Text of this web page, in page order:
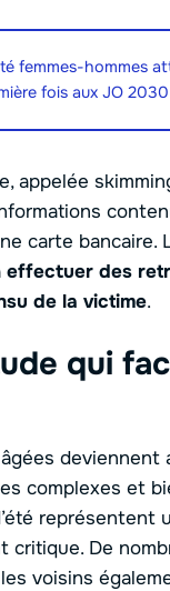
femmes-hommes
fois aux JO 2030
appelée
carte bancaire.
effectuer des
de la victime.
qui
deviennent
complexes et
représentent
critique. De
voisins